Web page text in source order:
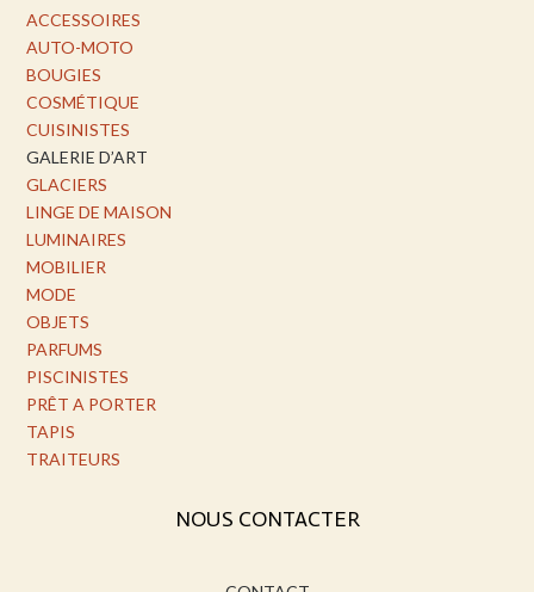
ACCESSOIRES
AUTO-MOTO
BOUGIES
COSMÉTIQUE
CUISINISTES
GALERIE D’ART
GLACIERS
LINGE DE MAISON
LUMINAIRES
MOBILIER
MODE
OBJETS
PARFUMS
PISCINISTES
PRÊT A PORTER
TAPIS
TRAITEURS
NOUS CONTACTER